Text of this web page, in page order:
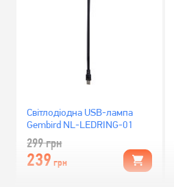
Світлодіодна USB-лампа
Gembird NL-LEDRING-01
299грн
239 грн